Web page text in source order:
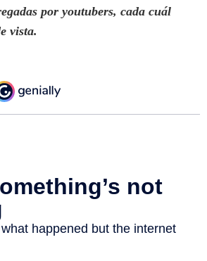
por youtubers, cada cuál
vista.